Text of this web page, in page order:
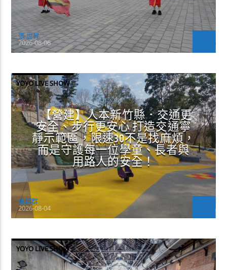
張 世昇
2026-08-06
YOYO LIVE SHOW
【營建】人本新竹縣．交通更
安全、步行更安心 打造交通寧
靜示範區，限速30不是找麻煩，
而是守護每一位學童、長者與
用路人的安全！
曾超群
2026-08-04
YOYO LIVE SHOW